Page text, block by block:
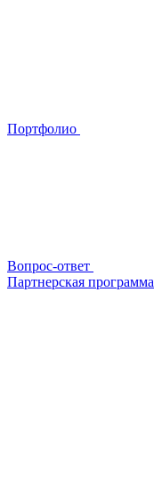
Портфолио
Вопрос-ответ
Партнерская программа